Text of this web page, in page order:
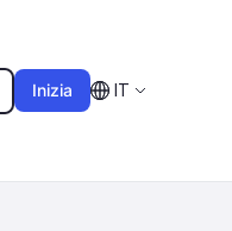
Inizia IT